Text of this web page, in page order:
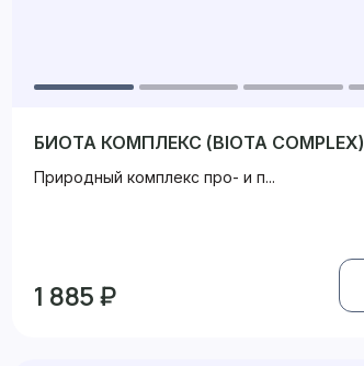
БИОТА КОМПЛЕКС (BIOTA COMPLEX)
Природный комплекс про- и п...
1 885 ₽